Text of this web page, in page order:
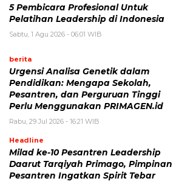
5 Pembicara Profesional Untuk
Pelatihan Leadership di Indonesia
Sabtu, 1 Agu 2026 - 06:01 WIB
berita
Urgensi Analisa Genetik dalam
Pendidikan: Mengapa Sekolah,
Pesantren, dan Perguruan Tinggi
Perlu Menggunakan PRIMAGEN.id
Rabu, 29 Jul 2026 - 16:21 WIB
Headline
Milad ke-10 Pesantren Leadership
Daarut Tarqiyah Primago, Pimpinan
Pesantren Ingatkan Spirit Tebar